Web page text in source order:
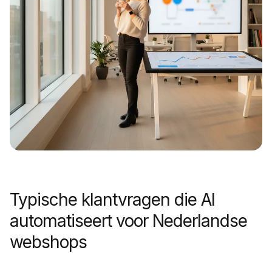
Typische klantvragen die AI
automatiseert voor Nederlandse
webshops